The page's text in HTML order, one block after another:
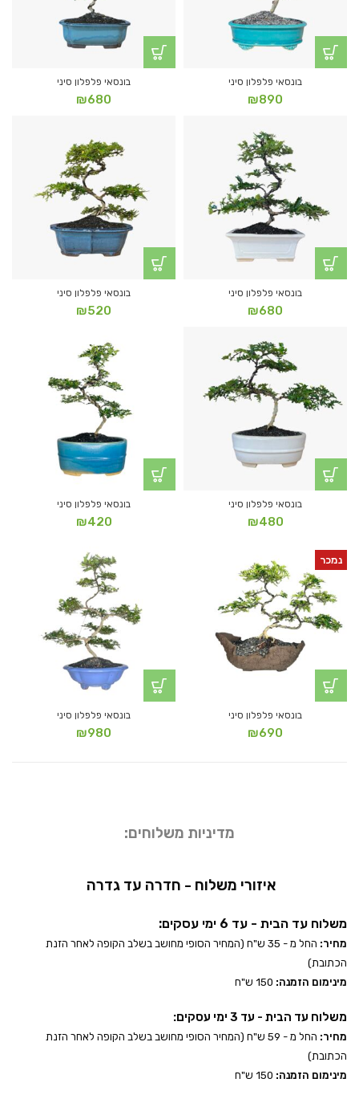
בונסאי פלפלון סיני
₪890
בונסאי פלפלון סיני
₪680
בונסאי פלפלון סיני
₪680
בונסאי פלפלון סיני
₪520
בונסאי פלפלון סיני
₪480
בונסאי פלפלון סיני
₪420
נמכר
בונסאי פלפלון סיני
₪690
בונסאי פלפלון סיני
₪980
מדיניות משלוחים:
איזורי משלוח - חדרה עד גדרה
משלוח עד הבית - עד 6 ימי עסקים:
מחיר:
החל מ - 35 ש"ח (המחיר הסופי מחושב בשלב הקופה לאחר הזנת
הכתובת)
מינימום הזמנה:
משלוח עד הבית - עד 3 ימי עסקים:
מחיר:
החל מ - 59 ש"ח (המחיר הסופי מחושב בשלב הקופה לאחר הזנת
הכתובת)
מינימום הזמנה: